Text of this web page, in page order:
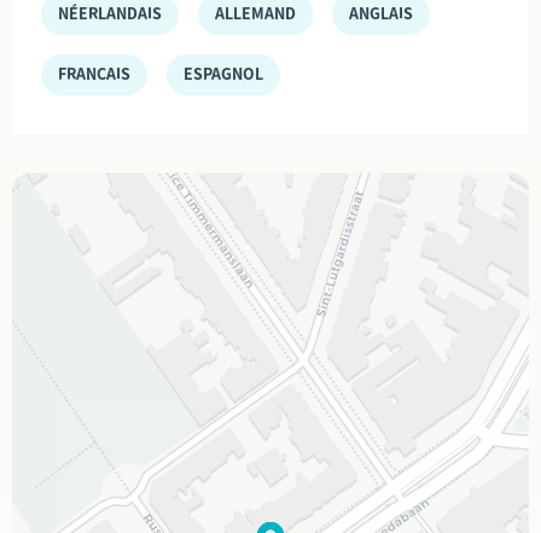
NÉERLANDAIS ALLEMAND ANGLAIS
FRANÇAIS ESPAGNOL